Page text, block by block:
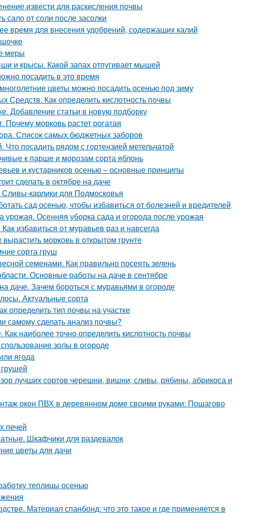
извести для раскисления почвы
сало от соли после засолки
время для внесения удобрений, содержащих калий
меры
и крысы. Какой запах отпугивает мышей
посадить в это время
цветы можно посадить осенью под зиму
Средств. Как определить кислотность почвы
Добавление статьи в новую подборку
Почему морковь растет рогатая
Список самых бюджетных заборов
Что посадить рядом с гортензией метельчатой
к парше и морозам сорта яблонь
и кустарников осенью – основные принципы
сделать в октябре на даче
карлики для Подмосковья
сад осенью, чтобы избавиться от болезней и вредителей
урожая. Осенняя уборка сада и огорода после урожая
избавиться от муравьев раз и навсегда
морковь в открытом грунте
сорта груш
семенами. Как правильно посеять зелень
Основные работы на даче в сентябре
даче. Зачем бороться с муравьями в огороде
Актуальные сорта
определить тип почвы на участке
самому сделать анализ почвы?
наиболее точно определить кислотность почвы
золы в огороде
ягода
лучших сортов черешни, вишни, сливы, рябины, абрикоса и
окон ПВХ в деревянном доме своими руками: Пошагово
печей
Шкафчики для раздевалок
цветы для дачи
теплицы осенью
Материал спанбонд: что это такое и где применяется в